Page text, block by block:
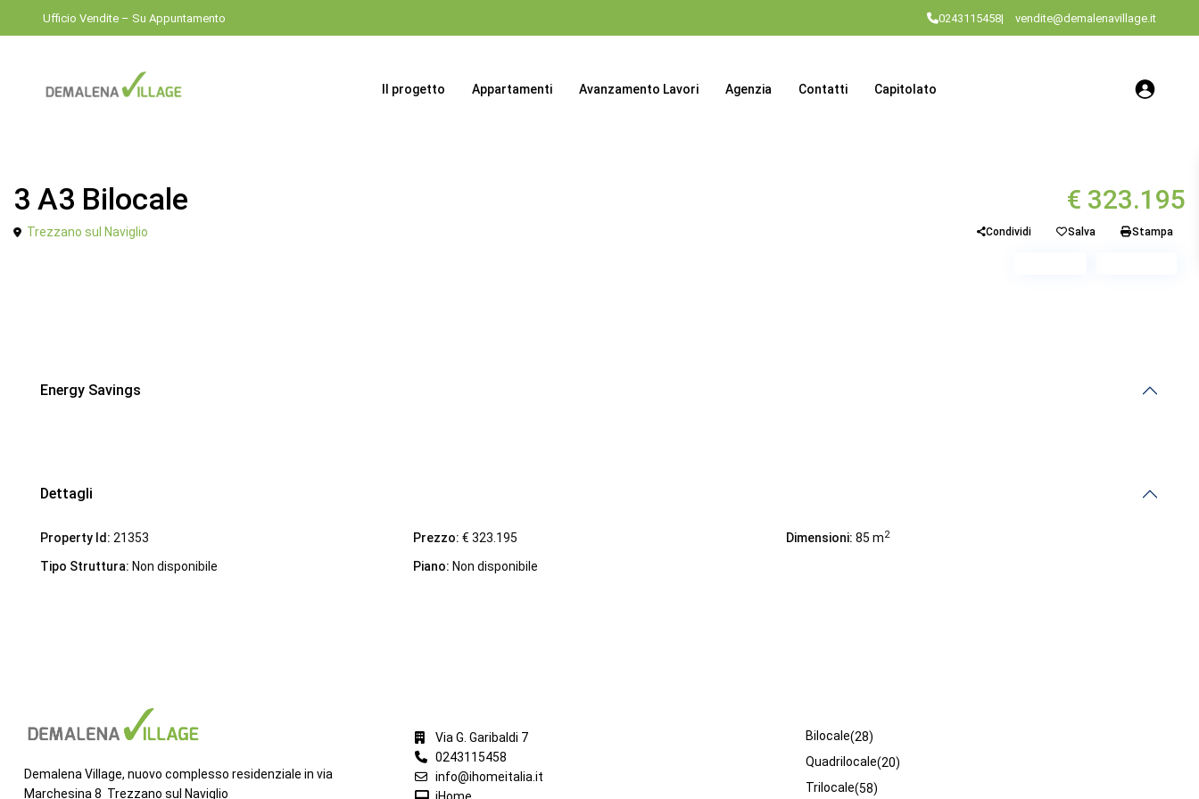
Ufficio Vendite – Su Appuntamento 0243115458| vendite@demalenavillage.it
Il progetto Appartamenti Avanzamento Lavori Agenzia Contatti Capitolato
3 A3 Bilocale € 323.195
Trezzano sul Naviglio Condividi Salva Stampa
Energy Savings
Dettagli
Property Id: 21353 Prezzo: € 323.195 Dimensioni: 85 m2
Tipo Struttura: Non disponibile Piano: Non disponibile
Demalena Village, nuovo complesso residenziale in via
Marchesina 8 Trezzano sul Naviglio
Via G. Garibaldi 7
0243115458
info@ihomeitalia.it
Bilocale(28)
Quadrilocale(20)
Trilocale(58)